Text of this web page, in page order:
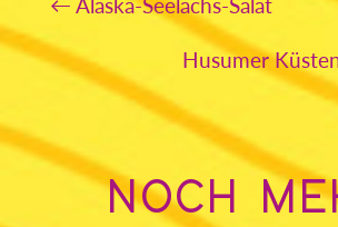
Husumer
NOCH